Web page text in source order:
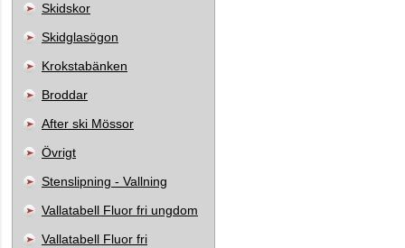
Skidskor
Skidglasögon
Krokstabänken
Broddar
After ski Mössor
Övrigt
Stenslipning - Vallning
Vallatabell Fluor fri ungdom
Vallatabell Fluor fri